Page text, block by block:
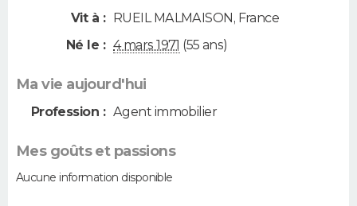
Vit à : RUEIL MALMAISON, France
Né le : 4 mars 1971 (55 ans)
Ma vie aujourd'hui
Profession : Agent immobilier
Mes goûts et passions
Aucune information disponible